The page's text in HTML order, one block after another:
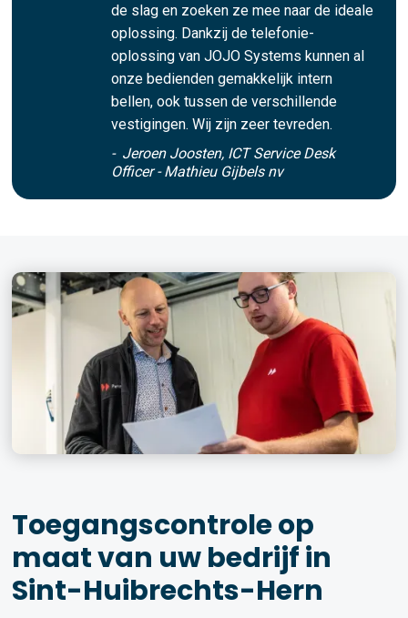
de slag en zoeken ze mee naar de ideale
oplossing. Dankzij de telefonie-
oplossing van JOJO Systems kunnen al
onze bedienden gemakkelijk intern
bellen, ook tussen de verschillende
vestigingen. Wij zijn zeer tevreden.
- Jeroen Joosten, ICT Service Desk
Officer - Mathieu Gijbels nv
Toegangscontrole op
maat van uw bedrijf in
Sint-Huibrechts-Hern